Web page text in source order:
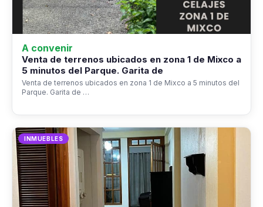
A convenir
Venta de terrenos ubicados en zona 1 de Mixco a
5 minutos del Parque. Garita de
Venta de terrenos ubicados en zona 1 de Mixco a 5 minutos del
Parque. Garita de …
INMUEBLES